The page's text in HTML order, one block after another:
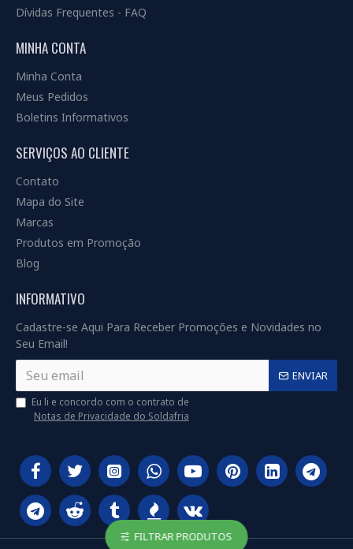
Dívidas Frequentes - FAQ
MINHA CONTA
Minha Conta
Meus Pedidos
Boletins Informativos
SERVIÇOS AO CLIENTE
Contato
Mapa do Site
Marcas
Produtos em Promoção
Blog
INFORMATIVO
Cadastre-se Aqui Para Receber Promoções e Novidades no
Seu Email!
ENVIAR
Eu li e concordo com o contrato de
Notas de Privacidade do Soldafria
FILTRAR PRODUTOS